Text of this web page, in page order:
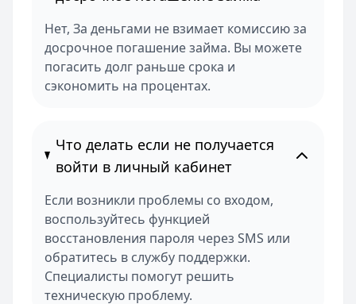
Нет, За деньгами не взимает комиссию за
досрочное погашение займа. Вы можете
погасить долг раньше срока и
сэкономить на процентах.
Что делать если не получается
войти в личный кабинет
Если возникли проблемы со входом,
воспользуйтесь функцией
восстановления пароля через SMS или
обратитесь в службу поддержки.
Специалисты помогут решить
техническую проблему.